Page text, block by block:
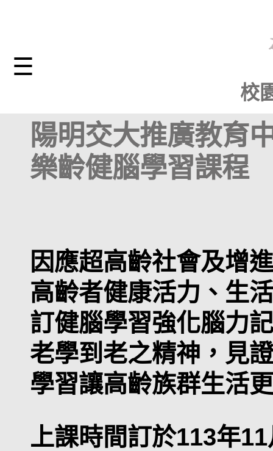
☰
校
陽明交大推廣教育
樂齡健腦學習課程
因應超高齡社會及增
高齡者健康活力、生
訂健腦學習強化腦力
老學到老之精神，見
學習讓高齡族群生活
上課時間訂於113年